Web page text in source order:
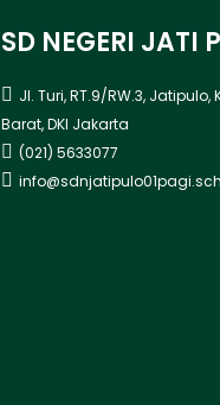
SD NEGERI JATI
Jl. Turi, RT.9/RW.3,
Barat, DKI Jakarta
(021) 5633077